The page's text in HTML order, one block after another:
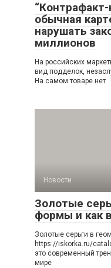
обычная
нарушать
миллионов
На российских
вид подделок,
На самом товаре нет
Новости
Золотые
формы и как
Золотые серьги в
https://iskorka.ru/
это современный
мире